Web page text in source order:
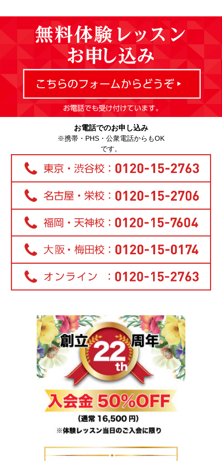
お電話でのお申し込み
※携帯・PHS・公衆電話からもOK
です。